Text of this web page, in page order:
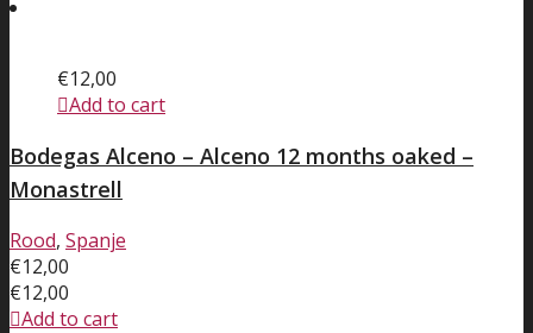
€12,00
Add to cart
Bodegas Alceno – Alceno 12 months oaked –
Monastrell
Rood, Spanje
€12,00
€12,00
Add to cart